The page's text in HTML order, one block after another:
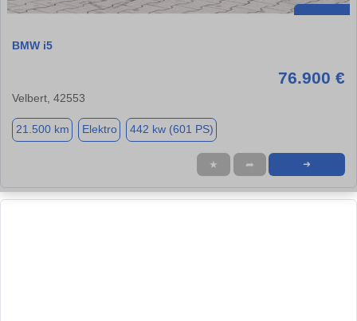
BMW i5
76.900 €
Velbert, 42553
21.500 km Elektro 442 kw (601 PS)
★ ➦ ➜